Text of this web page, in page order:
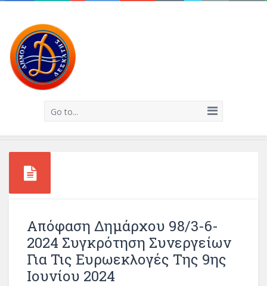
Go to...
Απόφαση Δημάρχου 98/3-6-
2024 Συγκρότηση Συνεργείων
Για Τις Ευρωεκλογές Της 9ης
Ιουνίου 2024